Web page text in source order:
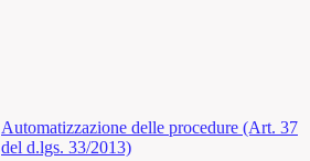
Automatizzazione delle procedure (Art. 37
del d.lgs. 33/2013)